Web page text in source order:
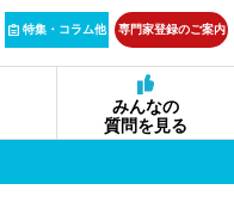
特集・コラム他 専門家登録のご案内
みんなの
質問を見る